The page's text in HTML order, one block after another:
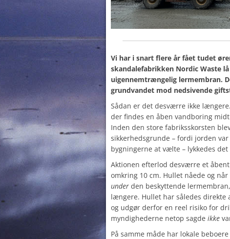
Vi har i snart flere år fået tudet
skandalefabrikken Nordic Waste
uigennemtrængelig lermembran.
grundvandet mod nedsivende
Sådan er det desværre ikke
der findes en åben vandboring
Inden den store fabriksskorsten
sikkerhedsgrunde – fordi jorden
bygningerne at vælte – lykkedes
Aktionen efterlod desværre et
omkring 10 cm. Hullet nåede og
under den beskyttende
længere. Hullet har således direkte
og udgør derfor en reel risiko for
myndighederne netop sagde ikke
På samme måde har lokale